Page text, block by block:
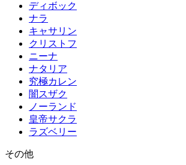
ディボック
ナラ
キャサリン
クリストフ
ニーナ
ナタリア
究極カレン
闇スザク
ノーランド
皇帝サクラ
ラズベリー
その他